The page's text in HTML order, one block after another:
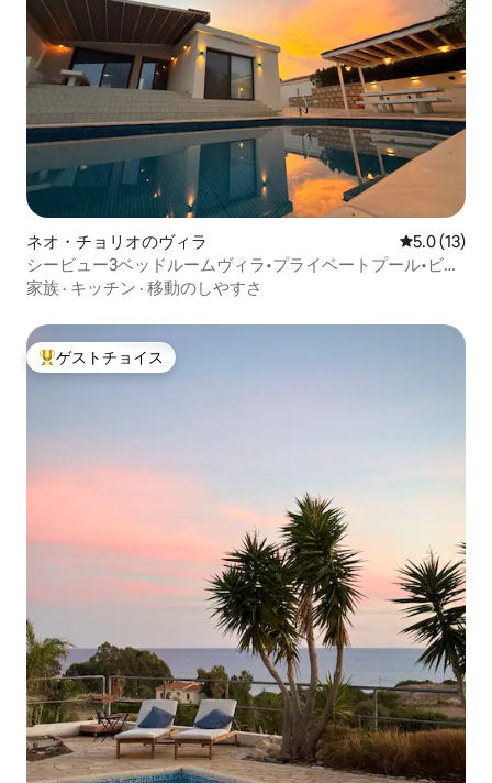
ネオ・チョリオのヴィラ レビュー13
5.0 (13)
シービュー3ベッドルームヴィラ•プライベートプール•ビー
チの近く
家族 · キッチン · 移動のしやすさ
大好評のゲストチョイスです。
ゲストチョイス